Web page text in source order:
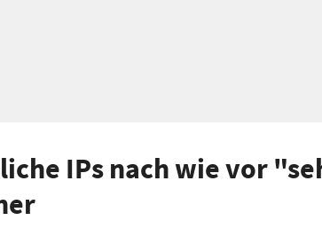
IPs nach wie vor